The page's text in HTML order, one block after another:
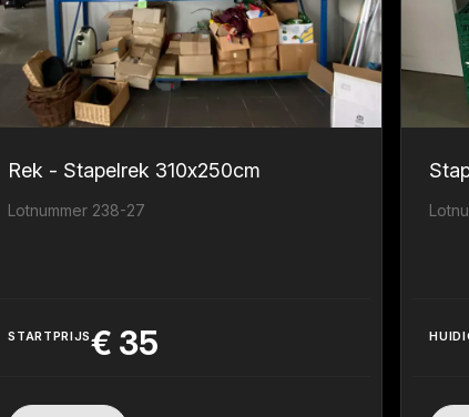
Rek - Stapelrek 310x250cm
Lotnummer 238-27
STARTPRIJS€ 35